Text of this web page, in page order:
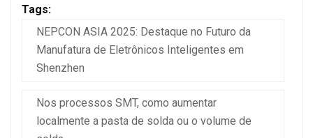
Tags:
NEPCON ASIA 2025: Destaque no Futuro da
Manufatura de Eletrônicos Inteligentes em
Shenzhen
Nos processos SMT, como aumentar
localmente a pasta de solda ou o volume de